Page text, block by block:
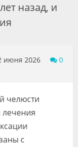
назад, и
июня 2026 0
челюсти
лечения
с